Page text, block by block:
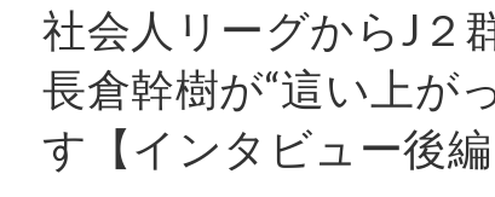
社会人リーグからJ２
長倉幹樹が“這い上が
す【インタビュー後編